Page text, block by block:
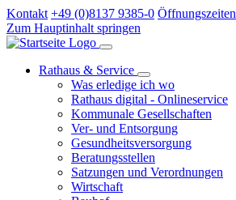
Kontakt +49 (0)8137 9385-0 Öffnungszeiten
Zum Hauptinhalt springen
Rathaus & Service
Was erledige ich wo
Rathaus digital - Onlineservice
Kommunale Gesellschaften
Ver- und Entsorgung
Gesundheitsversorgung
Beratungsstellen
Satzungen und Verordnungen
Wirtschaft